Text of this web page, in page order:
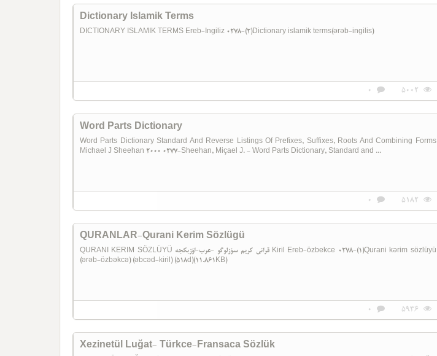
Dictionary Islamik Terms
DICTIONARY ISLAMIK TERMS Ereb-Ingiliz 0278-(2)Dictionary islamik terms(ərəb-ingilis)
5002
0
Word Parts Dictionary
Word Parts Dictionary Standard And Reverse Listings Of Prefixes, Suffixes, Roots And Combining Forms
Michael J Sheehan 2000 0277-Sheehan, Miçael J. - Word Parts Dictionary, Standard and ...
5182
0
QURANLAR-Qurani Kerim Sözlügü
QURANI KERIM SÖZLÜYÜ قرانی کریم سؤزلوگو -عرب-اؤزبکجه Kiril Ereb-özbekce 0278-(1)Qurani kərim sözlüyü
(ərəb-özbəkcə) (əbcəd-kiril) (518d)(11.861KB)
5936
0
Xezinetül Luğat- Türkce-Fransaca Sözlük